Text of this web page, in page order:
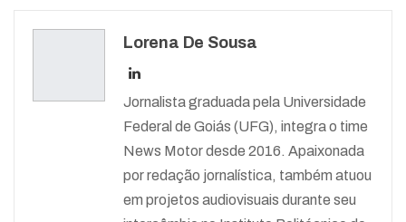
Lorena De Sousa
Jornalista graduada pela Universidade
Federal de Goiás (UFG), integra o time
News Motor desde 2016. Apaixonada
por redação jornalística, também atuou
em projetos audiovisuais durante seu